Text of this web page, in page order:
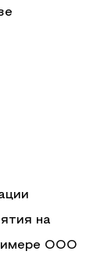
на
ООО